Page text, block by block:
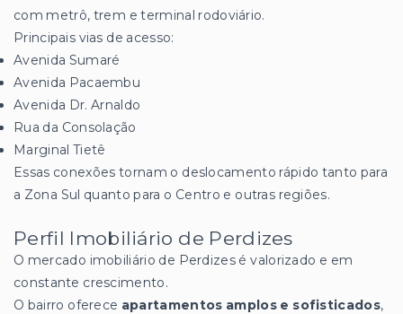
com metrô, trem e terminal rodoviário.
Principais vias de acesso:
Avenida Sumaré
Avenida Pacaembu
Avenida Dr. Arnaldo
Rua da Consolação
Marginal Tietê
Essas conexões tornam o deslocamento rápido tanto para
a Zona Sul quanto para o Centro e outras regiões.
Perfil Imobiliário de Perdizes
O mercado imobiliário de Perdizes é valorizado e em
constante crescimento.
O bairro oferece apartamentos amplos e sofisticados,